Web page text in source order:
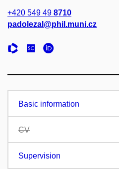
+420 549 49 8710
padolezal@phil.muni.cz
Basic information
CV
Supervision